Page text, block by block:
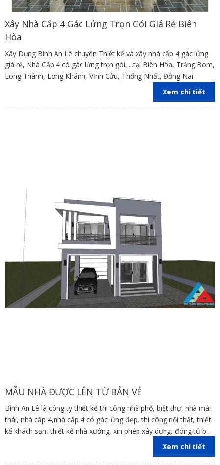
Xây Nhà Cấp 4 Gác Lửng Trọn Gói Giá Rẻ Biên
Hòa
Xây Dựng Bình An Lê chuyên Thiết kế và xây nhà cấp 4 gác lửng
giá rẻ, Nhà Cấp 4 có gác lửng trọn gói,....tại Biên Hòa, Trảng Bom,
Long Thành, Long Khánh, Vĩnh Cửu, Thống Nhất, Đồng Nai
Xem chi tiết
MẪU NHÀ ĐƯỢC LÊN TỪ BẢN VẺ
Bình An Lê là công ty thiết kế thi công nhà phố, biệt thự, nhà mái
thái, nhà cấp 4,nhà cấp 4 có gác lửng đẹp, thi công nội thất, thiết
kế khách sạn, thiết kế nhà xưởng, xin phép xây dựng, đóng tủ bếp
trên địa bàn các tỉnh Đồng Nai, Bình Dương, TP Hồ Chí Minh,
Xem chi tiết